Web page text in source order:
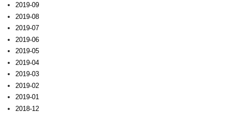
2019-09
2019-08
2019-07
2019-06
2019-05
2019-04
2019-03
2019-02
2019-01
2018-12